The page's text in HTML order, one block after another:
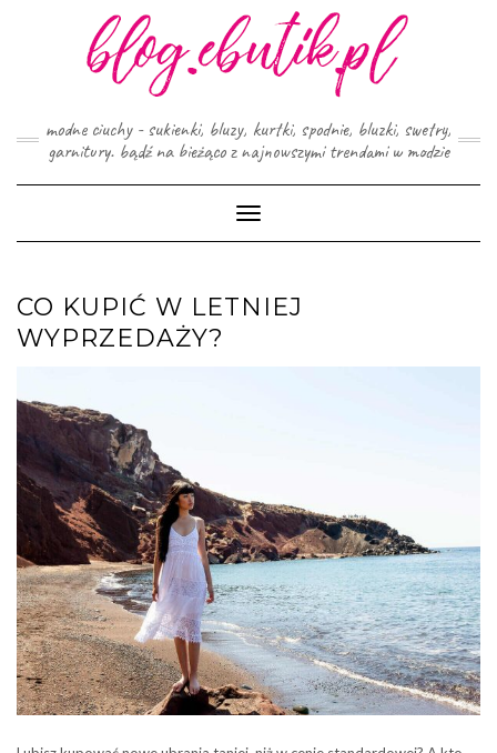
modne ciuchy - sukienki, bluzy, kurtki, spodnie, bluzki, swetry,
garnitury. bądź na bieżąco z najnowszymi trendami w modzie
Toggle
Navigation
CO KUPIĆ W LETNIEJ
WYPRZEDAŻY?